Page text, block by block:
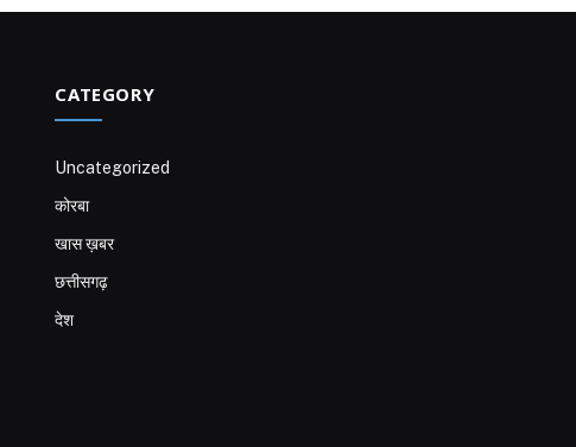
CATEGORY
Uncategorized
कोरबा
खास ख़बर
छत्तीसगढ़
देश